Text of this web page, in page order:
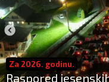
Za 2026. godinu.
Raspored